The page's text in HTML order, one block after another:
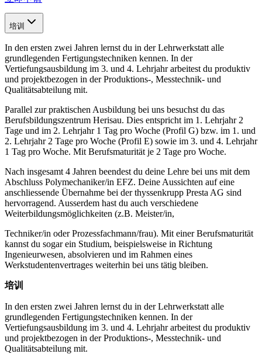
培训
In den ersten zwei Jahren lernst du in der Lehrwerkstatt alle
grundlegenden Fertigungstechniken kennen. In der
Vertiefungsausbildung im 3. und 4. Lehrjahr arbeitest du produktiv
und projektbezogen in der Produktions-, Messtechnik- und
Qualitätsabteilung mit.
Parallel zur praktischen Ausbildung bei uns besuchst du das
Berufsbildungszentrum Herisau. Dies entspricht im 1. Lehrjahr 2
Tage und im 2. Lehrjahr 1 Tag pro Woche (Profil G) bzw. im 1. und
2. Lehrjahr 2 Tage pro Woche (Profil E) sowie im 3. und 4. Lehrjahr
1 Tag pro Woche. Mit Berufsmaturität je 2 Tage pro Woche.
Nach insgesamt 4 Jahren beendest du deine Lehre bei uns mit dem
Abschluss Polymechaniker/in EFZ. Deine Aussichten auf eine
anschliessende Übernahme bei der thyssenkrupp Presta AG sind
hervorragend. Ausserdem hast du auch verschiedene
Weiterbildungsmöglichkeiten (z.B. Meister/in,
Techniker/in oder Prozessfachmann/frau). Mit einer Berufsmaturität
kannst du sogar ein Studium, beispielsweise in Richtung
Ingenieurwesen, absolvieren und im Rahmen eines
Werkstudentenvertrages weiterhin bei uns tätig bleiben.
培训
In den ersten zwei Jahren lernst du in der Lehrwerkstatt alle
grundlegenden Fertigungstechniken kennen. In der
Vertiefungsausbildung im 3. und 4. Lehrjahr arbeitest du produktiv
und projektbezogen in der Produktions-, Messtechnik- und
Qualitätsabteilung mit.